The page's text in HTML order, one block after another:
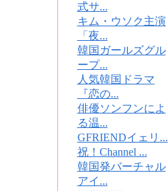
式サ...
キム・ウソク主演
「夜...
韓国ガールズグル
ープ...
人気韓国ドラマ
『恋の...
俳優ソンフンによ
る温...
GFRIENDイェリ...
祝！Channel ...
韓国発バーチャル
アイ...